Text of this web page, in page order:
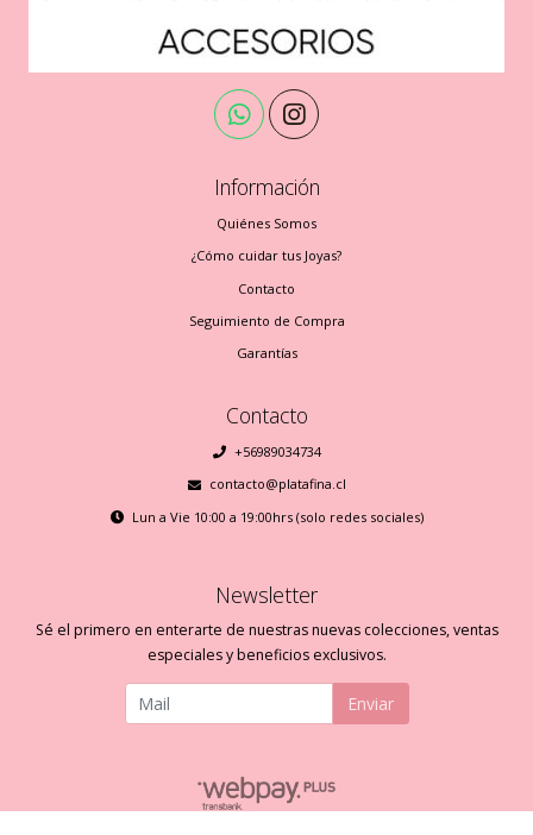
Información
Quiénes Somos
¿Cómo cuidar tus Joyas?
Contacto
Seguimiento de Compra
Garantías
Contacto
+56989034734
contacto@platafina.cl
Lun a Vie 10:00 a 19:00hrs (solo redes sociales)
Newsletter
Sé el primero en enterarte de nuestras nuevas colecciones, ventas
especiales y beneficios exclusivos.
Enviar